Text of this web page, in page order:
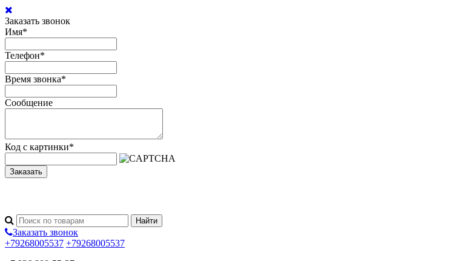
Заказать звонок
Имя*
Телефон*
Время звонка*
Сообщение
Код с картинки*
Заказать
Заказать звонок
+79268005537 +79268005537